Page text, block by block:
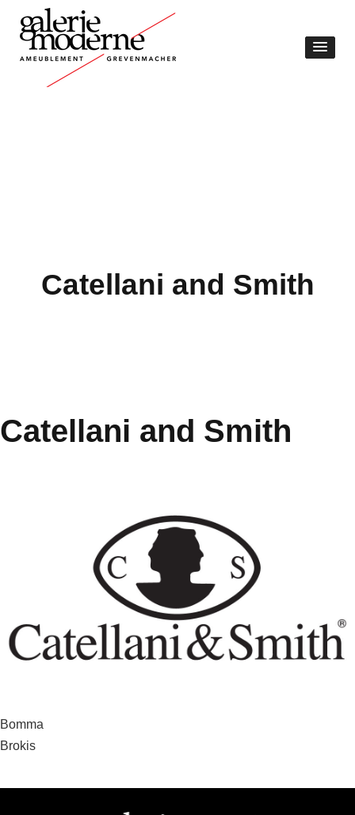
Catellani and Smith
Catellani and Smith
Beitragsnavigation
Bomma
Brokis